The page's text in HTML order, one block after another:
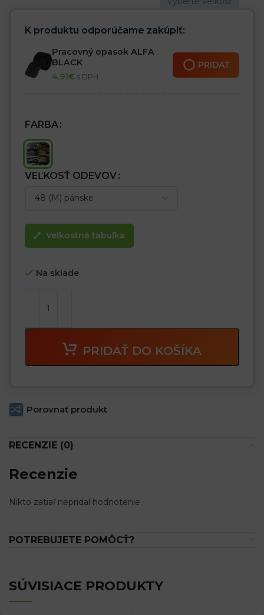
– Dve vrecká na vonkajšej strane, tri na ramenách na zips a
– Rukávy zakončené suchým zipsom
– Na pleciach suché zipsy pre rôzne emblémy a dekorácie
– Prídavné materiálové výstuže na lakťoch
K produktu odporúčame zakúpiť:
Pracovný opasok ALFA
BLACK
4.91€ s DPH
PRIDAŤ
FARBA
VEĽKOSŤ ODEVOV
Veľkostná tabuľka
Na sklade
PRIDAŤ DO KOŠÍKA
Porovnať produkt
RECENZIE (0)
Recenzie
Nikto zatiaľ nepridal hodnotenie.
POTREBUJETE POMÔCŤ?
SÚVISIACE PRODUKTY